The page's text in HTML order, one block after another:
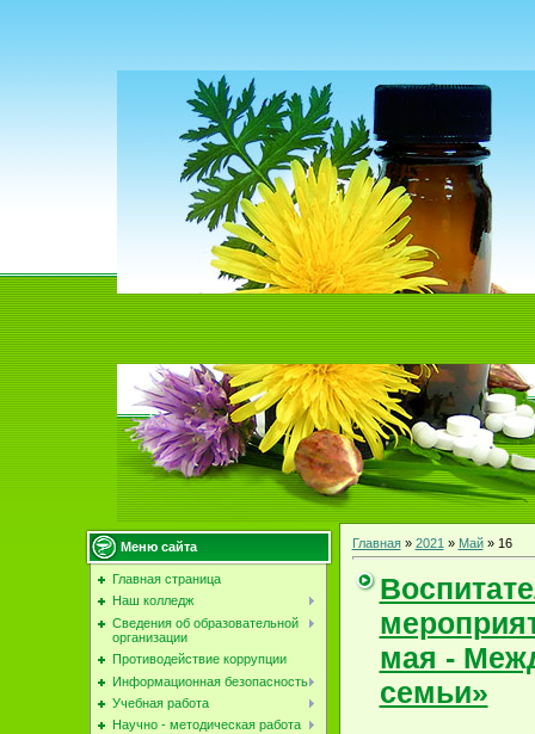
Меню сайта
Главная страница
Наш колледж
Сведения об образовательной
организации
Противодействие коррупции
Информационная безопасность
Учебная работа
Научно - методическая работа
Главная» 2021 » Май » 16
мая -
семьи»